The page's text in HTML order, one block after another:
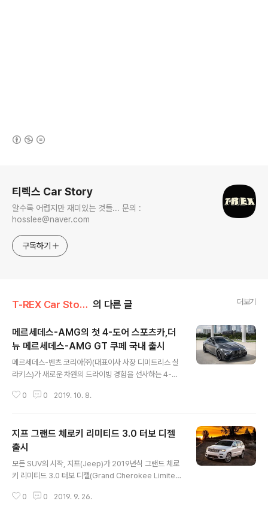
티렉스 Car Story
알수록 어렵지만 재미있는 것들... 문의 :
hosslee@naver.com
구독하기
T-REX Car Story/Car 신차 의 다른 글 더보기
메르세데스-AMG의 첫 4-도어 스포츠카,더
뉴 메르세데스-AMG GT 쿠페 국내 출시
메르세데스-벤츠 코리아㈜(대표이사 사장 디미트리스 실
라키스)가 새로운 차원의 드라이빙 경험을 선사하는 4-도
he new Mercedes-AMG GT 4-Door Coupe)’의
성능 브랜드 메르세데스-AMG 라인업을 확장하고 나아가
고성능 시장에서의 입지를 더욱 공고히 해 나갈 것이라고
밝혔다. 프리미엄 고성능 브랜드 메르세데스-AMG가 독
자 개발한 세 번째 모델이자 첫 번째 4-도어 스포츠카인 더
뉴 메르세데스-AMG GT 4-도어 쿠페는 도로 위의 레이
스카(street legal racer)로 불린다. 독특한 디자인, ..
0 0 2019. 10. 8.
지프 그랜드 체로키 리미티드 3.0 터보 디젤
출시
모든 SUV의 시작, 지프(Jeep)가 2019년식 그랜드 체로
키 리미티드 3.0 터보 디젤(Grand Cherokee Limited
드 체로키는 가솔린 모델 3종과 디젤 모델 3종, 총 6개 트
0 0 2019. 9. 26.